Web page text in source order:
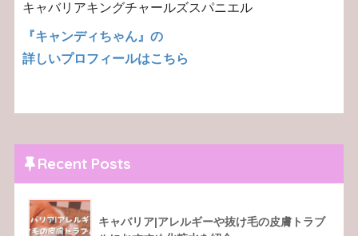
キャバリアキングチャールズスパニエル
『キャンディちゃん』の
詳しいプロフィールはこちら
Recent Posts
キャバリア|アレルギーや抜け毛の皮膚トラブ